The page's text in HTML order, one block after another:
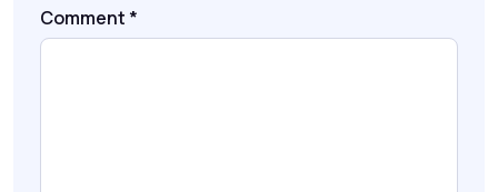
Comment *